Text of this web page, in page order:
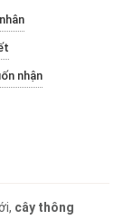
nhận
cây thông